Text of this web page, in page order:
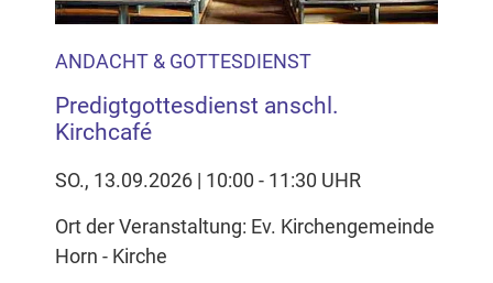
Einstellungen anpassen
ANDACHT & GOTTESDIENST
Predigtgottesdienst anschl.
Kirchcafé
SO., 13.09.2026 | 10:00 - 11:30 UHR
Ort der Veranstaltung: Ev. Kirchengemeinde
Horn - Kirche